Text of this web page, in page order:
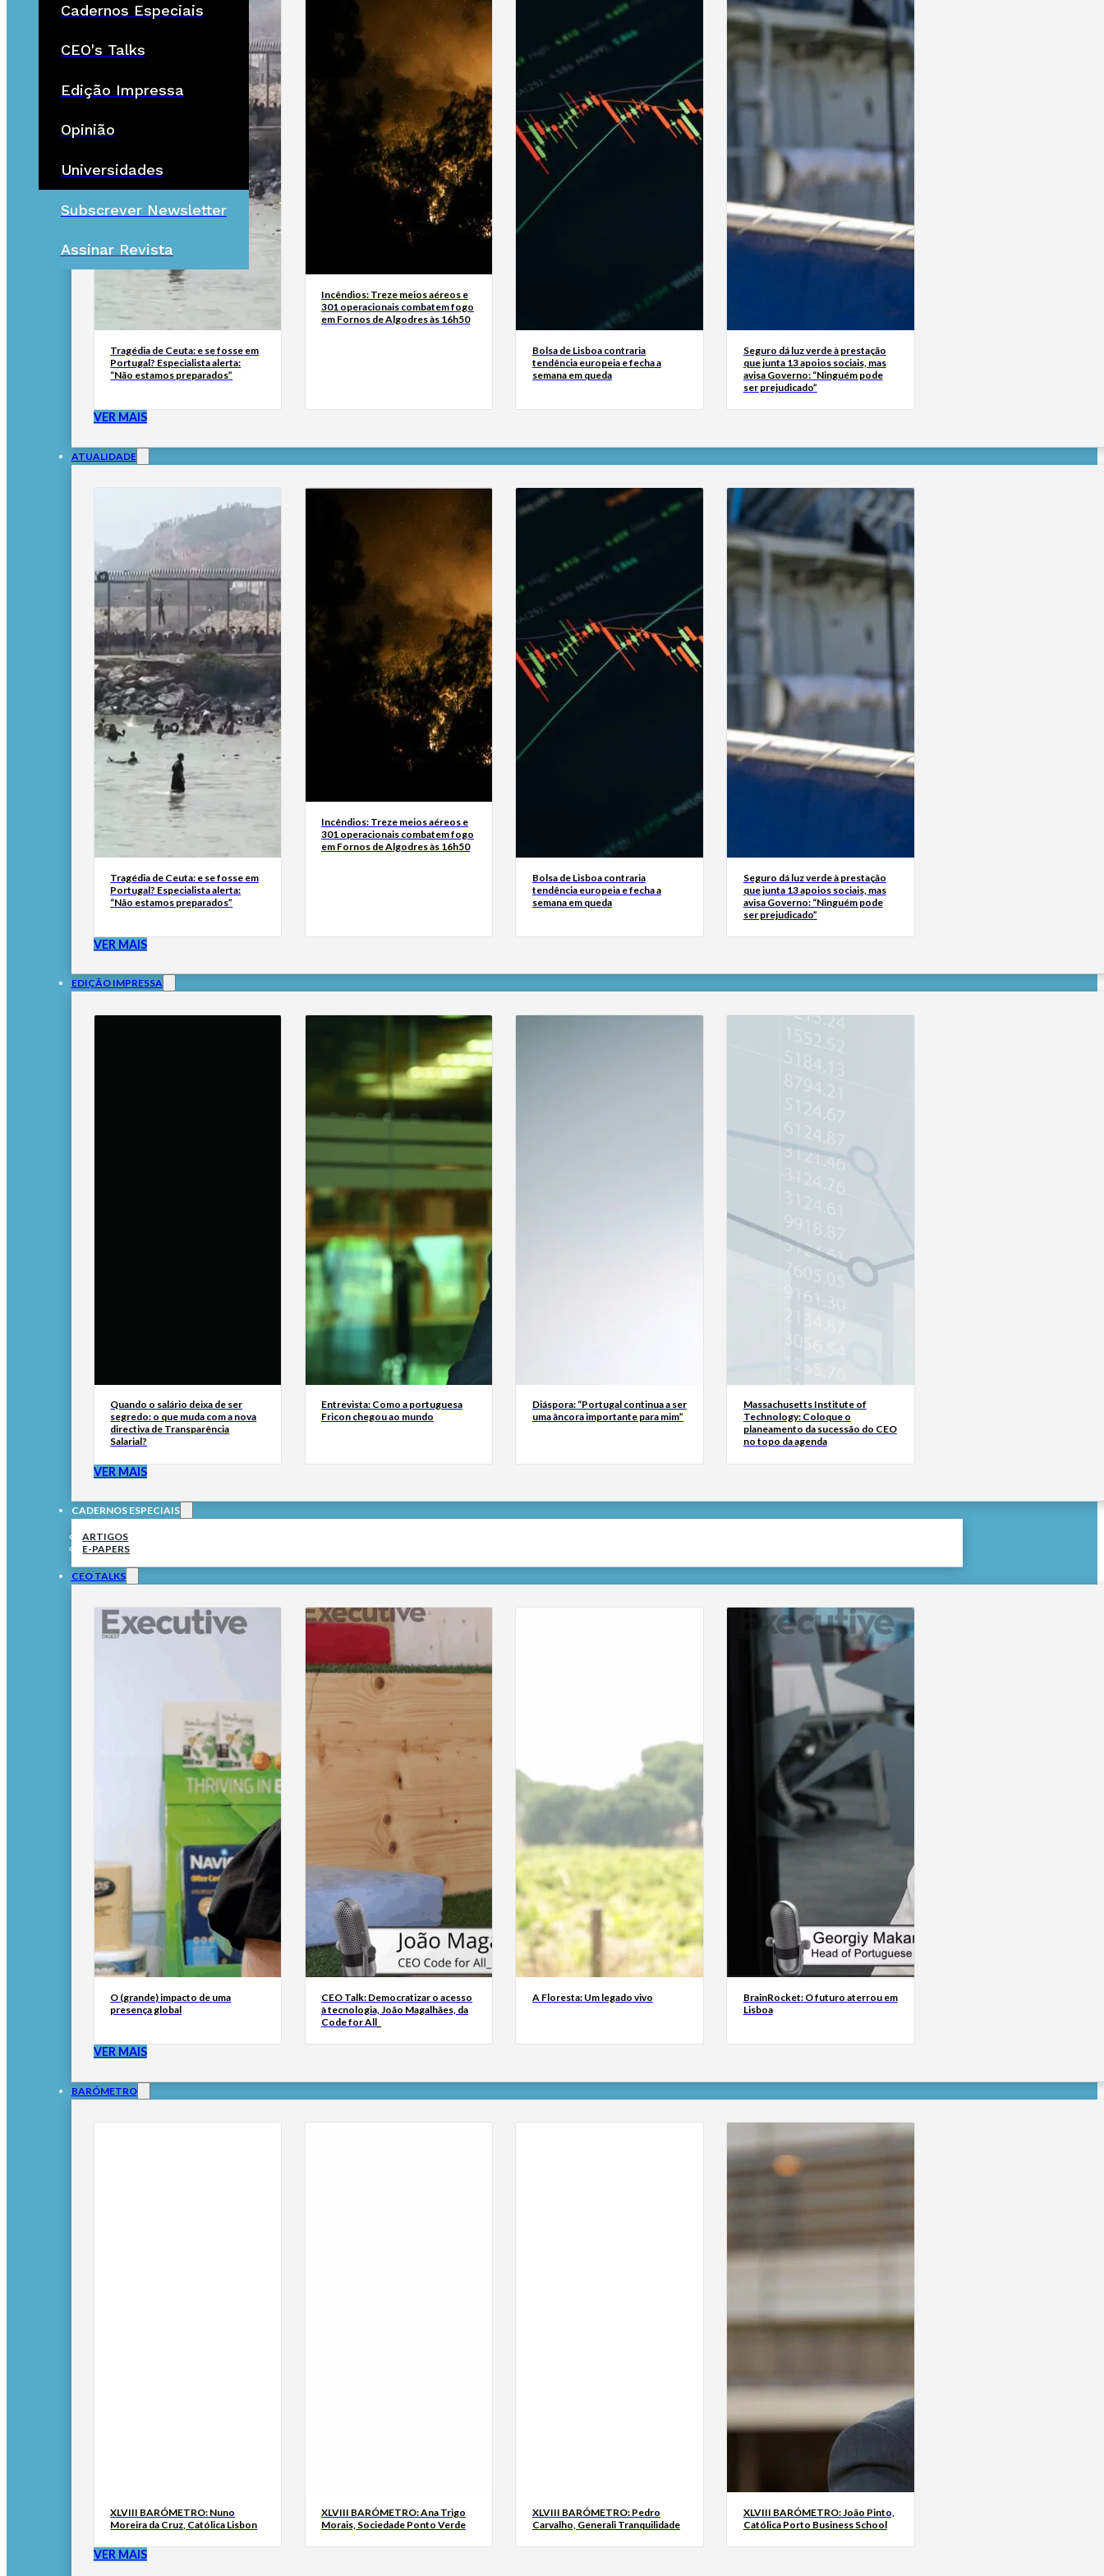
Cadernos Especiais
CEO's Talks
Edição Impressa
Opinião
Universidades
Subscrever Newsletter
Assinar Revista
Tragédia de Ceuta: e se fosse em
Portugal? Especialista alerta:
“Não estamos preparados”
Incêndios: Treze meios aéreos e
301 operacionais combatem fogo
em Fornos de Algodres às 16h50
Bolsa de Lisboa contraria
tendência europeia e fecha a
semana em queda
Seguro dá luz verde à prestação
que junta 13 apoios sociais, mas
avisa Governo: “Ninguém pode
ser prejudicado”
VER MAIS
ATUALIDADE
Tragédia de Ceuta: e se fosse em
Portugal? Especialista alerta:
“Não estamos preparados”
Incêndios: Treze meios aéreos e
301 operacionais combatem fogo
em Fornos de Algodres às 16h50
Bolsa de Lisboa contraria
tendência europeia e fecha a
semana em queda
Seguro dá luz verde à prestação
que junta 13 apoios sociais, mas
avisa Governo: “Ninguém pode
ser prejudicado”
VER MAIS
EDIÇÃO IMPRESSA
Quando o salário deixa de ser
segredo: o que muda com a nova
directiva de Transparência
Salarial?
Entrevista: Como a portuguesa
Fricon chegou ao mundo
Diáspora: “Portugal continua a ser
uma âncora importante para mim”
Massachusetts Institute of
Technology: Coloque o
planeamento da sucessão do CEO
no topo da agenda
VER MAIS
CADERNOS ESPECIAIS
ARTIGOS
E-PAPERS
CEO TALKS
O (grande) impacto de uma
presença global
CEO Talk: Democratizar o acesso
à tecnologia, João Magalhães, da
Code for All_
A Floresta: Um legado vivo
BrainRocket: O futuro aterrou em
Lisboa
VER MAIS
BARÓMETRO
XLVIII BARÓMETRO: Nuno
Moreira da Cruz, Católica Lisbon
XLVIII BARÓMETRO: Ana Trigo
Morais, Sociedade Ponto Verde
XLVIII BARÓMETRO: Pedro
Carvalho, Generali Tranquilidade
XLVIII BARÓMETRO: João Pinto,
Católica Porto Business School
VER MAIS